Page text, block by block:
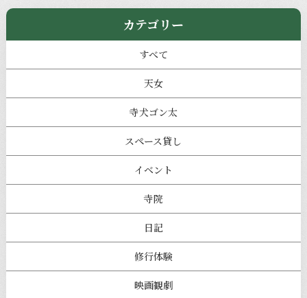
カテゴリー
すべて
天女
寺犬ゴン太
スペース貸し
イベント
寺院
日記
修行体験
映画観劇